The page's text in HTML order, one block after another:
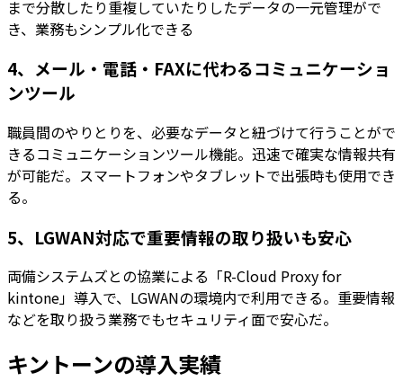
まで分散したり重複していたりしたデータの一元管理がで
き、業務もシンプル化できる
4、メール・電話・FAXに代わるコミュニケーショ
ンツール
職員間のやりとりを、必要なデータと紐づけて行うことがで
きるコミュニケーションツール機能。迅速で確実な情報共有
が可能だ。スマートフォンやタブレットで出張時も使用でき
る。
5、LGWAN対応で重要情報の取り扱いも安心
両備システムズとの協業による「R-Cloud Proxy for
kintone」導入で、LGWANの環境内で利用できる。重要情報
などを取り扱う業務でもセキュリティ面で安心だ。
キントーンの導入実績